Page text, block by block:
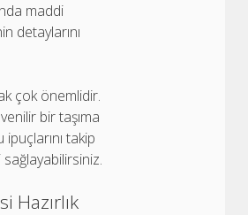
maddi
detaylarını
çok önemlidir.
bir taşıma
takip
sağlayabilirsiniz.
Hazırlık